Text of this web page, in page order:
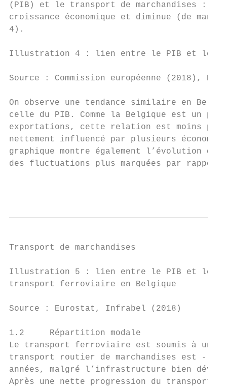
(PIB) et le transport de marchandises : le
croissance économique et diminue (de
4).
Illustration 4 : lien entre le PIB et le
Source : Commission européenne (2018),
On observe une tendance similaire en
celle du PIB. Comme la Belgique est un
exportations, cette relation est moins
nettement influencé par plusieurs
graphique montre également l’évolution
des fluctuations plus marquées par rapport
Transport de marchandises
Illustration 5 : lien entre le PIB et le
transport ferroviaire en Belgique
Source : Eurostat, Infrabel (2018)
1.2     Répartition modale
Le transport ferroviaire est soumis à une
transport routier de marchandises est -
années, malgré l’infrastructure bien
Après une nette progression du transport